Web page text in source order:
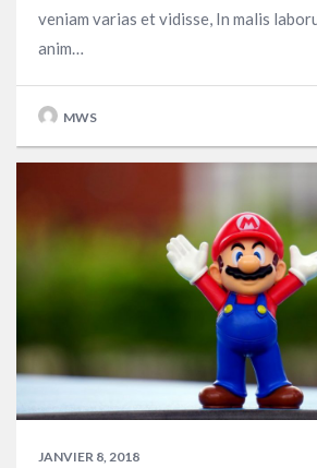
veniam varias et vidisse, In malis
anim…
MWS
JANVIER 8, 2018